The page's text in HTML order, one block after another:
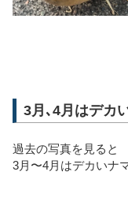
3月､4月はデカ
過去の写真を見ると
3月〜4月はデカいナ